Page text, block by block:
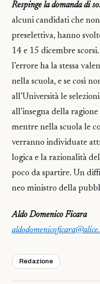
Respinge la domanda di
alcuni candidati che
preselettiva, hanno
14 e 15 dicembre
l’errore ha la stessa
nella scuola, e se così
all’Università le
all’insegna della
mentre nella scuola le
verranno individuate
logica e la razionalità
poco da spartire. Un
neo ministro della
Aldo Domenico Ficara
Redazione